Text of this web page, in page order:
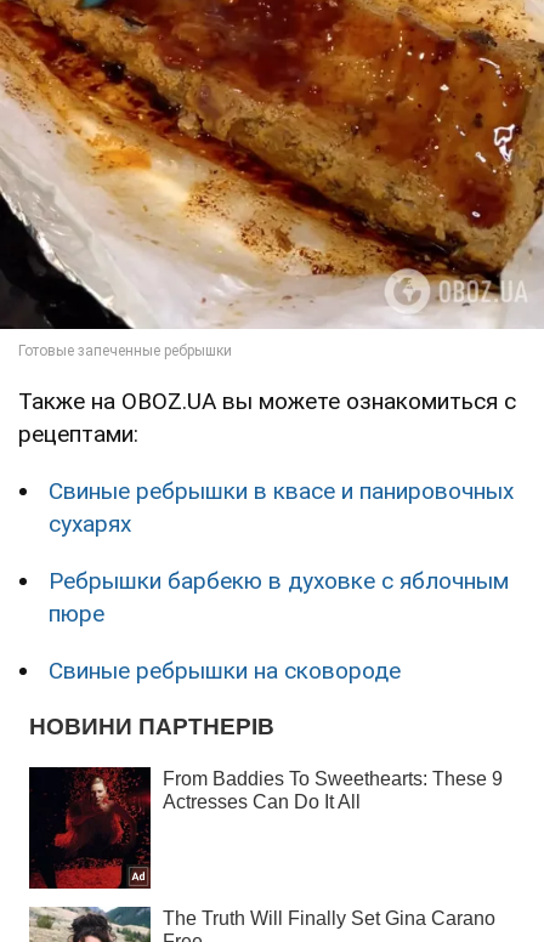
Также на OBOZ.UA вы можете ознакомиться с
рецептами:
Свиные ребрышки в квасе и панировочных
сухарях
Ребрышки барбекю в духовке с яблочным
пюре
Свиные ребрышки на сковороде